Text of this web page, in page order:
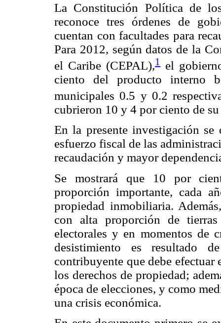
La Constitución Política de
reconoce tres órdenes de
cuentan con facultades para
Para 2012, según datos de la
el Caribe (CEPAL),1el
ciento del producto interno
municipales 0.5 y 0.2
cubrieron 10 y 4 por ciento de su
En la presente investigación
esfuerzo fiscal de las
recaudación y mayor
Se mostrará que 10 por
proporción importante, cada
propiedad inmobiliaria.
con alta proporción de
electorales y en momentos de
desistimiento es resultado
contribuyente que debe efectuar
los derechos de propiedad;
época de elecciones, y como
una crisis económica.